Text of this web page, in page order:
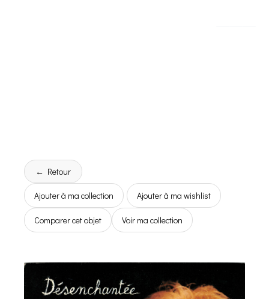
← Retour
Ajouter à ma collection Ajouter à ma wishlist
Comparer cet objet Voir ma collection